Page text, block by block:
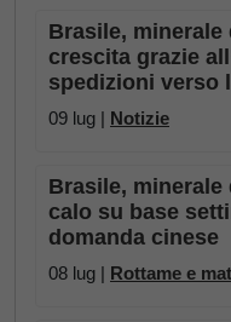
Brasile,
crescita grazie
spedizioni verso
09 lug | Notizie
Brasile,
calo su base
domanda cinese
08 lug | Rottame e